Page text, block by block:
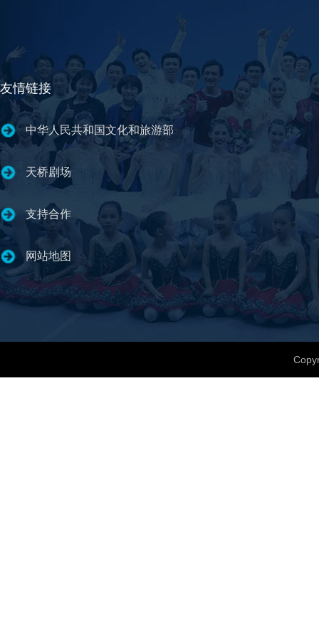
友情链接
中华人民共和国文化和旅游部
天桥剧场
支持合作
网站地图